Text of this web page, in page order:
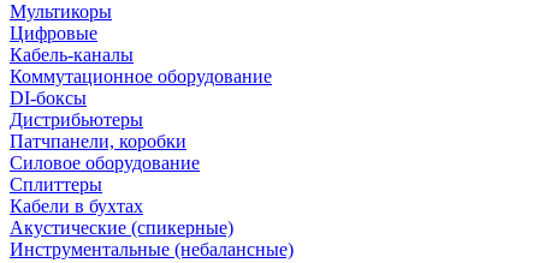
Мультикоры
Цифровые
Кабель-каналы
Коммутационное оборудование
DI-боксы
Дистрибьютеры
Патчпанели, коробки
Силовое оборудование
Сплиттеры
Кабели в бухтах
Акустические (спикерные)
Инструментальные (небалансные)